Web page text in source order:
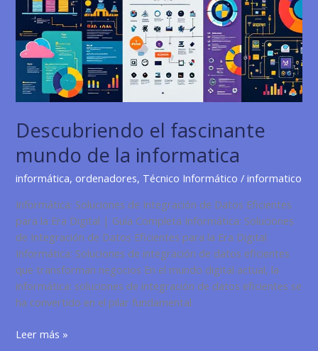
Proteger
tu
Privacidad
Descubriendo el fascinante
mundo de la informatica
informática, ordenadores, Técnico Informático /informatico
Informática: Soluciones de Integración de Datos Eficientes
para la Era Digital | Guía Completa Informática: Soluciones
de Integración de Datos Eficientes para la Era Digital
Informática: Soluciones de integración de datos eficientes
que transforman negocios En el mundo digital actual, la
informática: soluciones de integración de datos eficientes se
ha convertido en el pilar fundamental
Descubriendo
Leer más »